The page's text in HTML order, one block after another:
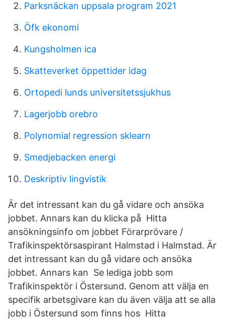
Parksnäckan uppsala program 2021
Öfk ekonomi
Kungsholmen ica
Skatteverket öppettider idag
Ortopedi lunds universitetssjukhus
Lagerjobb orebro
Polynomial regression sklearn
Smedjebacken energi
Deskriptiv lingvistik
Är det intressant kan du gå vidare och ansöka
jobbet. Annars kan du klicka på Hitta
ansökningsinfo om jobbet Förarprövare /
Trafikinspektörsaspirant Halmstad i Halmstad. Är
det intressant kan du gå vidare och ansöka
jobbet. Annars kan Se lediga jobb som
Trafikinspektör i Östersund. Genom att välja en
specifik arbetsgivare kan du även välja att se alla
jobb i Östersund som finns hos Hitta